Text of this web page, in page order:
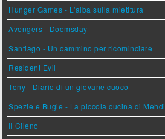
Hunger Games - L'alba sulla mietitura
Avengers - Doomsday
Santiago - Un cammino per ricominciare
Resident Evil
Tony - Diario di un giovane cuoco
Spezie e Bugie - La piccola cucina di Mehdi
Il Cileno